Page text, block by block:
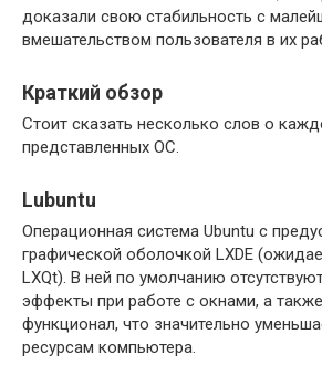
доказали свою стабильность с
вмешательством пользователя в их
Краткий обзор
Стоит сказать несколько слов о
представленных ОС.
Lubuntu
Операционная система Ubuntu с
графической оболочкой LXDE
LXQt). В ней по умолчанию
эффекты при работе с окнами, а
функционал, что значительно
ресурсам компьютера.